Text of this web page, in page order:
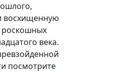
восхищенную
роскошных
века.
посмотрите